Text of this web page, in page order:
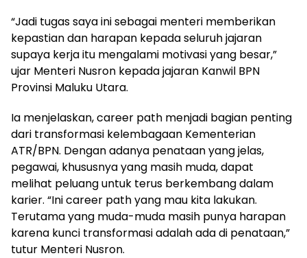
“Jadi tugas saya ini sebagai menteri memberikan
kepastian dan harapan kepada seluruh jajaran
supaya kerja itu mengalami motivasi yang besar,”
ujar Menteri Nusron kepada jajaran Kanwil BPN
Provinsi Maluku Utara.
Ia menjelaskan, career path menjadi bagian penting
dari transformasi kelembagaan Kementerian
ATR/BPN. Dengan adanya penataan yang jelas,
pegawai, khususnya yang masih muda, dapat
melihat peluang untuk terus berkembang dalam
karier. “Ini career path yang mau kita lakukan.
Terutama yang muda-muda masih punya harapan
karena kunci transformasi adalah ada di penataan,”
tutur Menteri Nusron.